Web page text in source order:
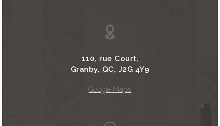
110, rue Court,
Granby, QC, J2G 4Y9
Google Maps